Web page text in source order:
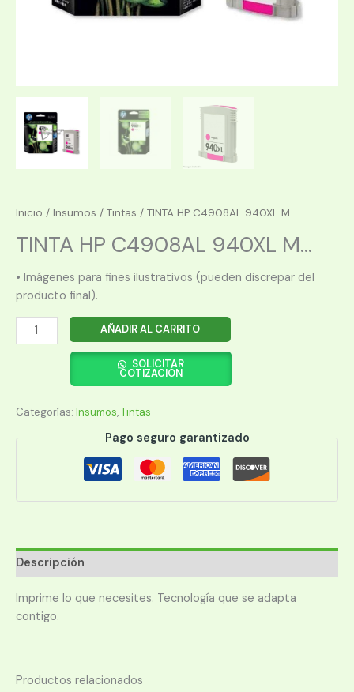
Inicio / Insumos / Tintas / TINTA HP C4908AL 940XL M...
TINTA HP C4908AL 940XL M...
• Imágenes para fines ilustrativos (pueden discrepar del
producto final).
TINTA
HP
MAGENTA
cantidad
AÑADIR AL CARRITO
SOLICITAR
COTIZACIÓN
Categorías: Insumos,Tintas
Pago seguro garantizado
Descripción
Imprime lo que necesites. Tecnología que se adapta
contigo.
Productos relacionados